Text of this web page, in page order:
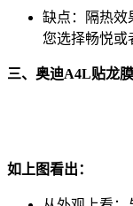
缺点：隔热效
您选择畅悦或
三、奥迪A4L贴龙
如上图看出：